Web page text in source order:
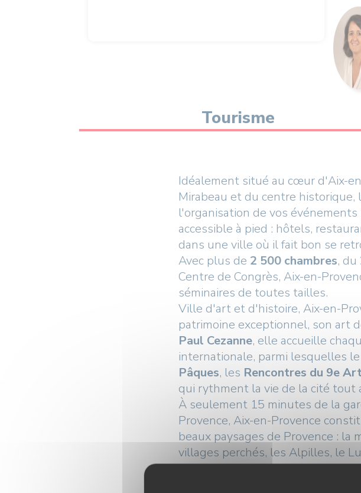
Tourisme
Idéalement situé au cœur d'Aix-
Mirabeau et du centre historique,
l'organisation de vos
accessible à pied : hôtels,
dans une ville où il fait bon se
Avec plus de 2 500 chambres, du
Centre de Congrès, Aix-en-
séminaires de toutes tailles.
Ville d'art et d'histoire, Aix-en-
patrimoine exceptionnel, son art
Paul Cezanne, elle accueille
internationale, parmi lesquelles le
Pâques, les Rencontres du 9e
qui rythment la vie de la cité tout
À seulement 15 minutes de la
Provence, Aix-en-Provence
beaux paysages de Provence : la
villages perchés, les Alpilles, le
Choisir Aix-en-Provence, c'est
où performance